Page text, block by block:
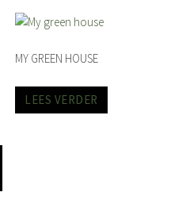
MY GREEN HOUSE
LEES VERDER